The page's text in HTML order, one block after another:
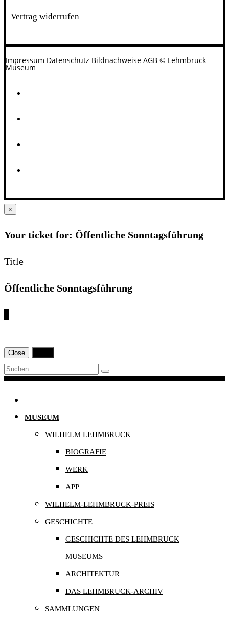
Vertrag widerrufen
Impressum Datenschutz Bildnachweise AGB © Lehmbruck
Museum
×
Your ticket for: Öffentliche Sonntagsführung
Title
Öffentliche Sonntagsführung
Close
Navigation
MUSEUM
WILHELM LEHMBRUCK
BIOGRAFIE
WERK
APP
WILHELM-LEHMBRUCK-PREIS
GESCHICHTE
GESCHICHTE DES LEHMBRUCK
MUSEUMS
ARCHITEKTUR
DAS LEHMBRUCK-ARCHIV
SAMMLUNGEN